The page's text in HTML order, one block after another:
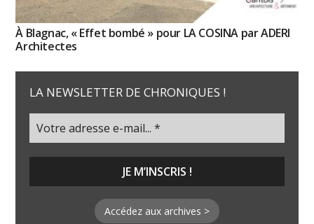
À Blagnac, « Effet bombé » pour LA COSINA par ADERI
Architectes
LA NEWSLETTER DE CHRONIQUES !
Accédez aux archives >